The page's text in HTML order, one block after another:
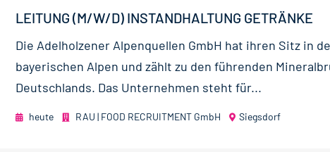
LEITUNG (M/W/D) INSTANDHALTUNG GETRÄNKE
Die Adelholzener Alpenquellen GmbH hat ihren Sitz in
bayerischen Alpen und zählt zu den führenden
Deutschlands. Das Unternehmen steht für...
heute RAU | FOOD RECRUITMENT GmbH Siegsdorf